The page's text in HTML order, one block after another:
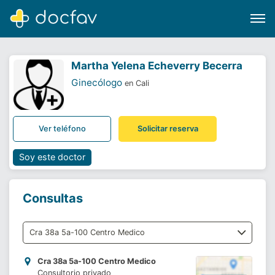
Software para clínicas
¿Eres un doctor?
Martha Yelena Echeverry Becerra
Ginecólogo en Cali
Ver teléfono Solicitar reserva
Soy este doctor
Consultas
Cra 38a 5a-100 Centro Medico
Consultorio privado